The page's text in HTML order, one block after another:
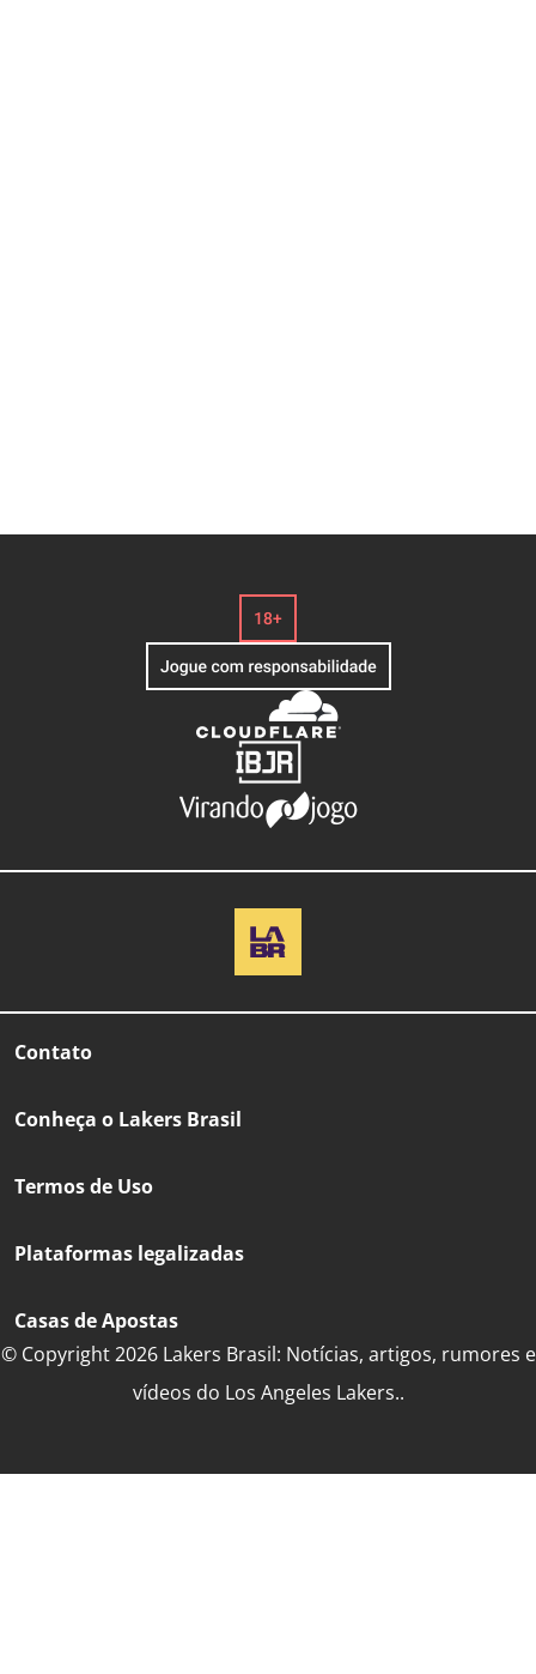
Contato
Conheça o Lakers Brasil
Termos de Uso
Plataformas legalizadas
Casas de Apostas
© Copyright 2026 Lakers Brasil: Notícias, artigos, rumores e
vídeos do Los Angeles Lakers..